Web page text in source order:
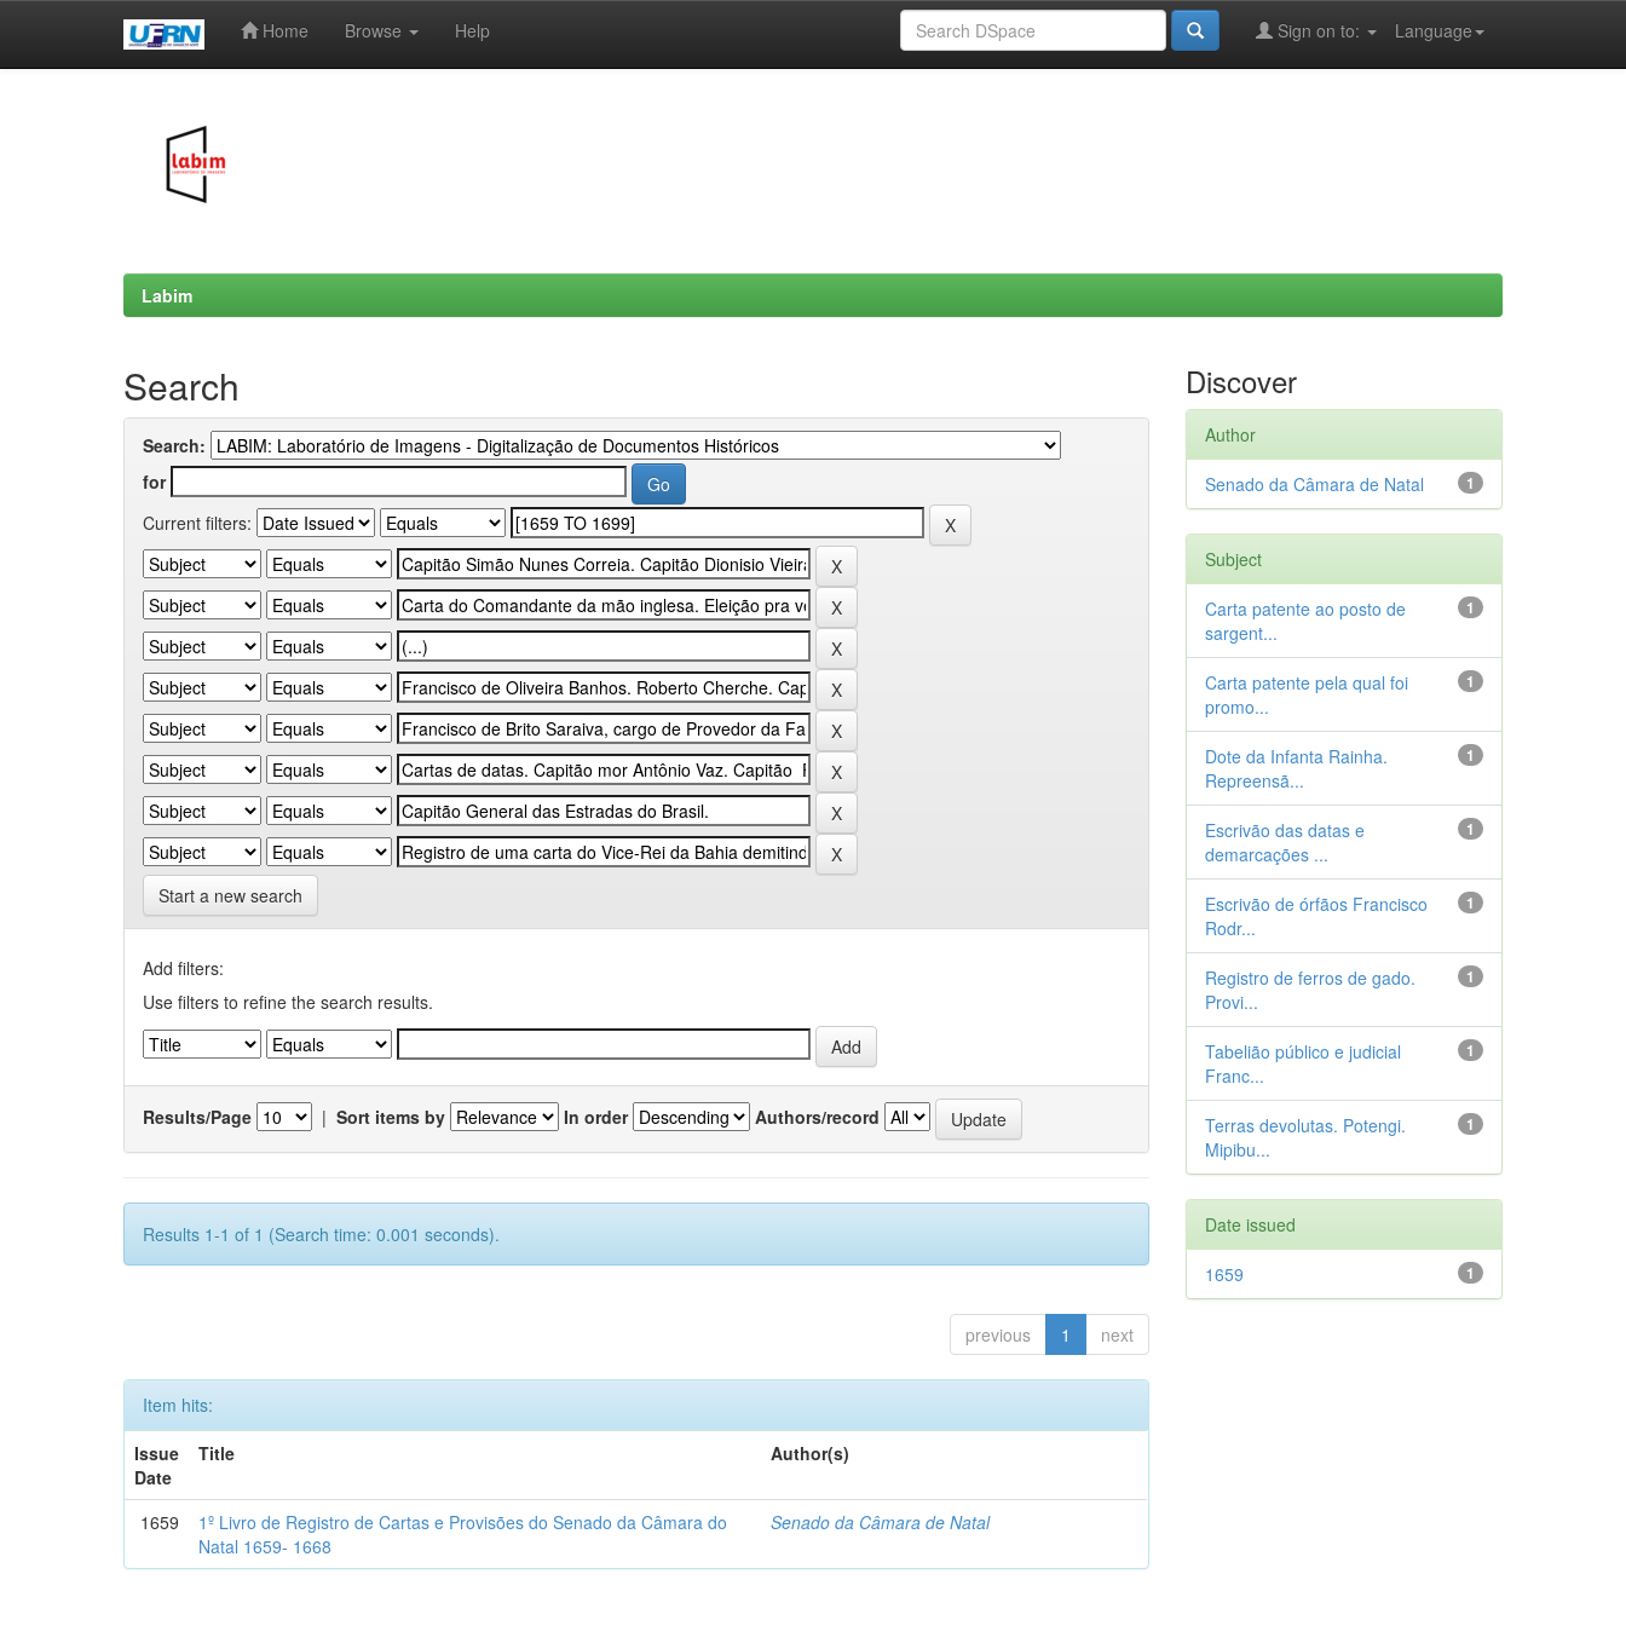
Home Browse Help Language
Sign on to:
Labim
Search
Search:
for
Current filters:
Start a new search
Add filters:
Use filters to refine the search results.
Results/Page | Sort items by In order Authors/record
Results 1-1 of 1 (Search time: 0.001 seconds).
previous 1 next
Item hits:
Issue
Date
Title Author(s)
1659
1º Livro de Registro de Cartas e Provisões do Senado da Câmara do
Natal 1659- 1668
Senado da Câmara de Natal
Discover
Author
1
Senado da Câmara de Natal
Subject
1
Carta patente ao posto de
sargent...
1
Carta patente pela qual foi
promo...
1
Dote da Infanta Rainha.
Repreensã...
1
Escrivão das datas e
demarcações ...
1
Escrivão de órfãos Francisco
Rodr...
1
Registro de ferros de gado.
Provi...
1
Tabelião público e judicial
Franc...
1
Terras devolutas. Potengi.
Mipibu...
Date issued
1
1659